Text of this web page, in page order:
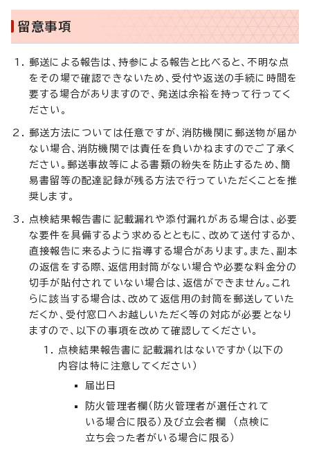
留意事項
郵送による報告は、持参による報告と比べると、不明な点
をその場で確認できないため、受付や返送の手続に時間を
要する場合がありますので、発送は余裕を持って行ってく
ださい。
郵送方法については任意ですが、消防機関に郵送物が届か
ない場合、消防機関では責任を負いかねますのでご了承く
ださい。郵送事故等による書類の紛失を防止するため、簡
易書留等の配達記録が残る方法で行っていただくことを推
奨します。
点検結果報告書に記載漏れや添付漏れがある場合は、必要
な要件を具備するよう求めるとともに、改めて送付するか、
直接報告に来るように指導する場合があります。また、副本
の返信をする際、返信用封筒がない場合や必要な料金分の
切手が貼付されていない場合は、返信ができません。これ
らに該当する場合は、改めて返信用の封筒を郵送していた
だくか、受付窓口へお越しいただく等の対応が必要となり
ますので、以下の事項を改めて確認してください。
点検結果報告書に記載漏れはないですか（以下の
内容は特に注意してください）
届出日
防火管理者欄（防火管理者が選任されて
いる場合に限る）及び立会者欄 （点検に
立ち会った者がいる場合に限る）